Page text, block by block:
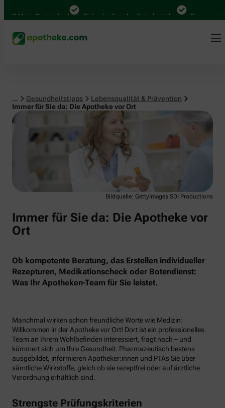
Mal in Deutschland Online bei Ihrer Apotheke bestellen Bequem
... Gesundheitstipps
Lebensqualität & Prävention
Immer für Sie da: Die Apotheke vor Ort
Lebensqualität & Prävention
Bildquelle: GettyImages SDI Productions
Immer für Sie da: Die Apotheke vor
Ort
Ob kompetente Beratung, das Erstellen individueller
Rezepturen, Medikationscheck oder Botendienst:
Was Ihr Apotheken-Team für Sie leistet.
Manchmal wirken schon freundliche Worte wie Medizin:
Willkommen in der Apotheke vor Ort! Dort ist ein professionelles
Team an Ihrem Wohlbefinden interessiert, fragt nach – und
kümmert sich um Ihre Gesundheit. Pharmazeutisch bestens
ausgebildet, informieren Apotheker:innen und PTAs Sie über
sämtliche Wirkstoffe, gleich ob sie rezeptfrei oder auf ärztliche
Verordnung erhältlich sind.
Strengste Prüfungskriterien